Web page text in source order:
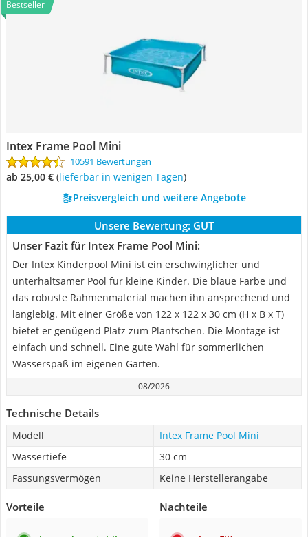
Bestseller
Intex Frame Pool Mini
10591 Bewertungen
ab 25,00 € ( Lieferbar in wenigen Tagen)
Preisvergleich und weitere Angebote
Unsere Bewertung: GUT
Unser Fazit für Intex Frame Pool Mini:
Der Intex Kinderpool Mini ist ein erschwinglicher und
unterhaltsamer Pool für kleine Kinder. Die blaue Farbe und
das robuste Rahmenmaterial machen ihn ansprechend und
langlebig. Mit einer Größe von 122 x 122 x 30 cm (H x B x T)
bietet er genügend Platz zum Plantschen. Die Montage ist
einfach und schnell. Eine gute Wahl für sommerlichen
Wasserspaß im eigenen Garten.
08/2026
Technische Details
Modell
Intex Frame Pool Mini
Wassertiefe
30 cm
Fassungsvermögen
Keine Herstellerangabe
Vorteile Nachteile